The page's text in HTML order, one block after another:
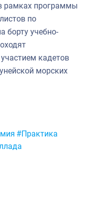
рамках программы
по
борту учебно-
кадетов
морских
#Практика